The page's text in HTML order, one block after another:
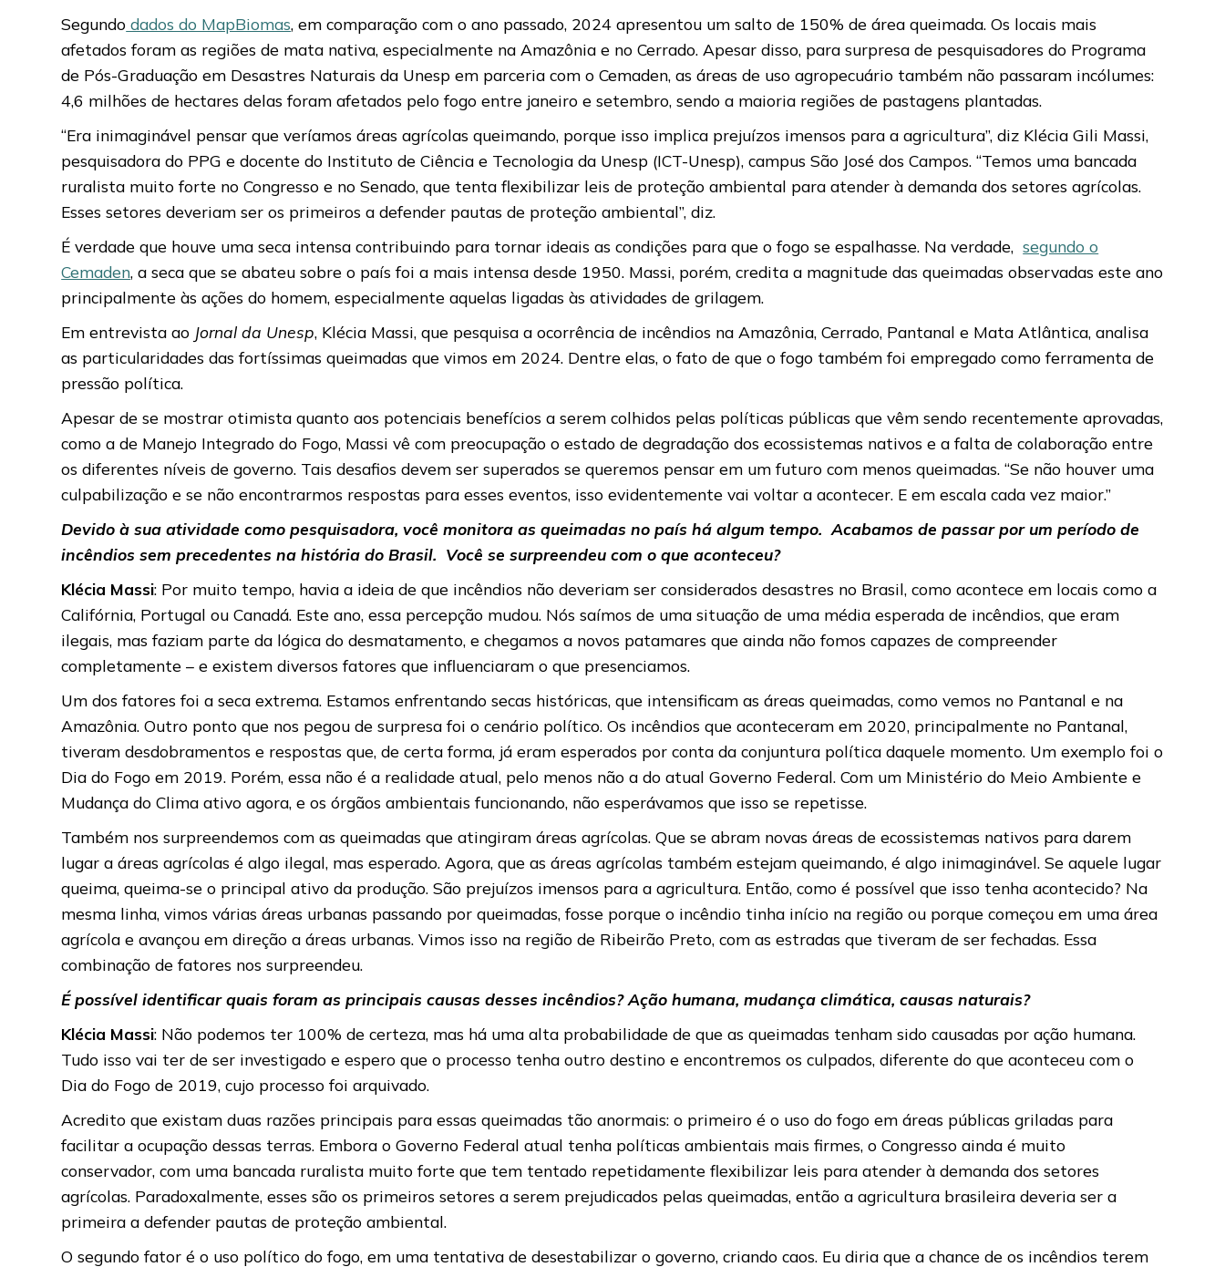
Segundo dados do MapBiomas, em comparação com o ano passado, 2024 apresentou um salto de 150% de área queimada. Os locais mais
afetados foram as regiões de mata nativa, especialmente na Amazônia e no Cerrado. Apesar disso, para surpresa de pesquisadores do Programa
de Pós-Graduação em Desastres Naturais da Unesp em parceria com o Cemaden, as áreas de uso agropecuário também não passaram incólumes:
4,6 milhões de hectares delas foram afetados pelo fogo entre janeiro e setembro, sendo a maioria regiões de pastagens plantadas.
“Era inimaginável pensar que veríamos áreas agrícolas queimando, porque isso implica prejuízos imensos para a agricultura”, diz Klécia Gili Massi,
pesquisadora do PPG e docente do Instituto de Ciência e Tecnologia da Unesp (ICT-Unesp), campus São José dos Campos. “Temos uma bancada
ruralista muito forte no Congresso e no Senado, que tenta flexibilizar leis de proteção ambiental para atender à demanda dos setores agrícolas.
Esses setores deveriam ser os primeiros a defender pautas de proteção ambiental”, diz.
É verdade que houve uma seca intensa contribuindo para tornar ideais as condições para que o fogo se espalhasse. Na verdade,segundo o
Cemaden, a seca que se abateu sobre o país foi a mais intensa desde 1950. Massi, porém, credita a magnitude das queimadas observadas este ano
principalmente às ações do homem, especialmente aquelas ligadas às atividades de grilagem.
Em entrevista ao Jornal da Unesp, Klécia Massi, que pesquisa a ocorrência de incêndios na Amazônia, Cerrado, Pantanal e Mata Atlântica, analisa
as particularidades das fortíssimas queimadas que vimos em 2024. Dentre elas, o fato de que o fogo também foi empregado como ferramenta de
pressão política.
Apesar de se mostrar otimista quanto aos potenciais benefícios a serem colhidos pelas políticas públicas que vêm sendo recentemente aprovadas,
como a de Manejo Integrado do Fogo, Massi vê com preocupação o estado de degradação dos ecossistemas nativos e a falta de colaboração entre
os diferentes níveis de governo. Tais desafios devem ser superados se queremos pensar em um futuro com menos queimadas. “Se não houver uma
culpabilização e se não encontrarmos respostas para esses eventos, isso evidentemente vai voltar a acontecer. E em escala cada vez maior.”
Devido à sua atividade como pesquisadora, você monitora as queimadas no país há algum tempo. Acabamos de passar por um período de
incêndios sem precedentes na história do Brasil. Você se surpreendeu com o que aconteceu?
Klécia Massi: Por muito tempo, havia a ideia de que incêndios não deveriam ser considerados desastres no Brasil, como acontece em locais como a
Califórnia, Portugal ou Canadá. Este ano, essa percepção mudou. Nós saímos de uma situação de uma média esperada de incêndios, que eram
ilegais, mas faziam parte da lógica do desmatamento, e chegamos a novos patamares que ainda não fomos capazes de compreender
completamente – e existem diversos fatores que influenciaram o que presenciamos.
Um dos fatores foi a seca extrema. Estamos enfrentando secas históricas, que intensificam as áreas queimadas, como vemos no Pantanal e na
Amazônia. Outro ponto que nos pegou de surpresa foi o cenário político. Os incêndios que aconteceram em 2020, principalmente no Pantanal,
tiveram desdobramentos e respostas que, de certa forma, já eram esperados por conta da conjuntura política daquele momento. Um exemplo foi o
Dia do Fogo em 2019. Porém, essa não é a realidade atual, pelo menos não a do atual Governo Federal. Com um Ministério do Meio Ambiente e
Mudança do Clima ativo agora, e os órgãos ambientais funcionando, não esperávamos que isso se repetisse.
Também nos surpreendemos com as queimadas que atingiram áreas agrícolas. Que se abram novas áreas de ecossistemas nativos para darem
lugar a áreas agrícolas é algo ilegal, mas esperado. Agora, que as áreas agrícolas também estejam queimando, é algo inimaginável. Se aquele lugar
queima, queima-se o principal ativo da produção. São prejuízos imensos para a agricultura. Então, como é possível que isso tenha acontecido? Na
mesma linha, vimos várias áreas urbanas passando por queimadas, fosse porque o incêndio tinha início na região ou porque começou em uma área
agrícola e avançou em direção a áreas urbanas. Vimos isso na região de Ribeirão Preto, com as estradas que tiveram de ser fechadas. Essa
combinação de fatores nos surpreendeu.
É possível identificar quais foram as principais causas desses incêndios? Ação humana, mudança climática, causas naturais?
Klécia Massi: Não podemos ter 100% de certeza, mas há uma alta probabilidade de que as queimadas tenham sido causadas por ação humana.
Tudo isso vai ter de ser investigado e espero que o processo tenha outro destino e encontremos os culpados, diferente do que aconteceu com o
Dia do Fogo de 2019, cujo processo foi arquivado.
Acredito que existam duas razões principais para essas queimadas tão anormais: o primeiro é o uso do fogo em áreas públicas griladas para
facilitar a ocupação dessas terras. Embora o Governo Federal atual tenha políticas ambientais mais firmes, o Congresso ainda é muito
conservador, com uma bancada ruralista muito forte que tem tentado repetidamente flexibilizar leis para atender à demanda dos setores
agrícolas. Paradoxalmente, esses são os primeiros setores a serem prejudicados pelas queimadas, então a agricultura brasileira deveria ser a
primeira a defender pautas de proteção ambiental.
O segundo fator é o uso político do fogo, em uma tentativa de desestabilizar o governo, criando caos. Eu diria que a chance de os incêndios terem